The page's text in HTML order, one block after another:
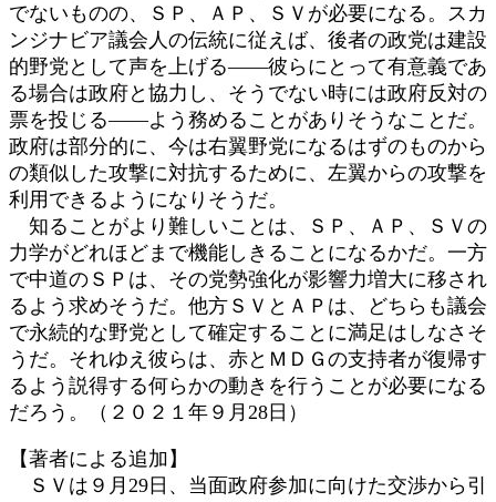
でないものの、ＳＰ、ＡＰ、ＳＶが必要になる。スカ
ンジナビア議会人の伝統に従えば、後者の政党は建設
的野党として声を上げる――彼らにとって有意義であ
る場合は政府と協力し、そうでない時には政府反対の
票を投じる――よう務めることがありそうなことだ。
政府は部分的に、今は右翼野党になるはずのものから
の類似した攻撃に対抗するために、左翼からの攻撃を
利用できるようになりそうだ。
知ることがより難しいことは、ＳＰ、ＡＰ、ＳＶの
力学がどれほどまで機能しきることになるかだ。一方
で中道のＳＰは、その党勢強化が影響力増大に移され
るよう求めそうだ。他方ＳＶとＡＰは、どちらも議会
で永続的な野党として確定することに満足はしなさそ
うだ。それゆえ彼らは、赤とＭＤＧの支持者が復帰す
るよう説得する何らかの動きを行うことが必要になる
だろう。（２０２１年９月28日）
【著者による追加】
ＳＶは９月29日、当面政府参加に向けた交渉から引